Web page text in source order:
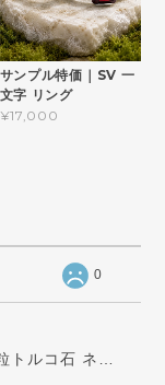
サンプル特価｜SV 一
文字 リング
¥17,000
0